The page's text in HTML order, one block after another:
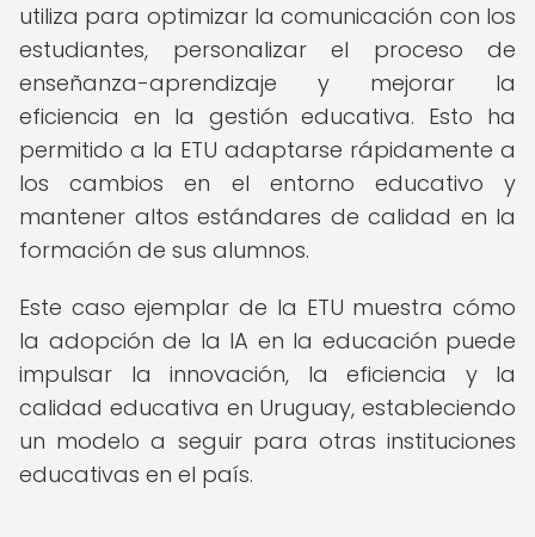
utiliza para optimizar la comunicación con los
estudiantes, personalizar el proceso de
enseñanza-aprendizaje y mejorar la
eficiencia en la gestión educativa. Esto ha
permitido a la ETU adaptarse rápidamente a
los cambios en el entorno educativo y
mantener altos estándares de calidad en la
formación de sus alumnos.
Este caso ejemplar de la ETU muestra cómo
la adopción de la IA en la educación puede
impulsar la innovación, la eficiencia y la
calidad educativa en Uruguay, estableciendo
un modelo a seguir para otras instituciones
educativas en el país.